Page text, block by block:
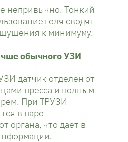
непривычно. Тонкий
геля сводят
к минимуму.
обычного УЗИ
датчик отделен от
пресса и полным
При ТРУЗИ
в паре
органа, что дает в